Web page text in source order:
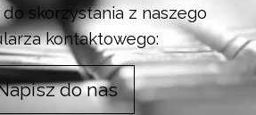
skorzystania z naszego
kontaktowego:
do nas